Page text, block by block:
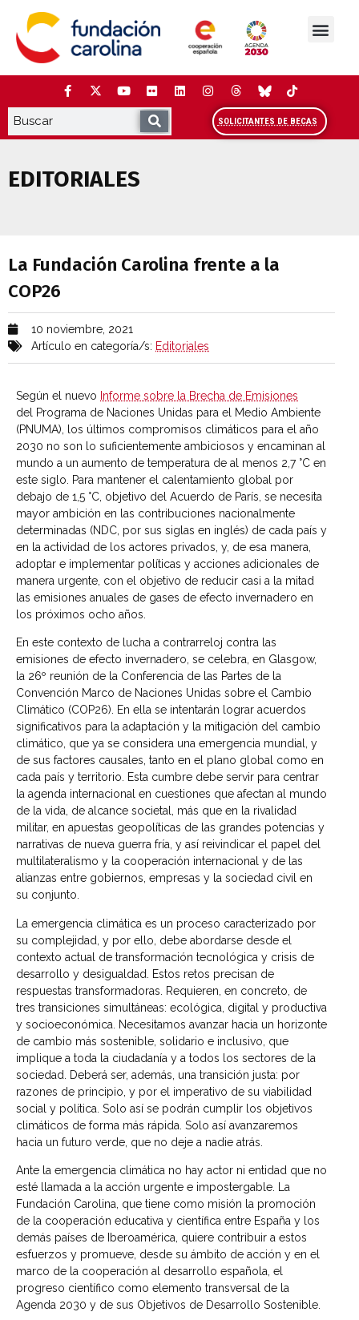
contenido
SOLICITANTES DE BECAS
EDITORIALES
La Fundación Carolina frente a la
COP26
10 noviembre, 2021
Artículo en categoría/s: Editoriales
Según el nuevo Informe sobre la Brecha de Emisiones
del Programa de Naciones Unidas para el Medio Ambiente
(PNUMA), los últimos compromisos climáticos para el año
2030 no son lo suficientemente ambiciosos y encaminan al
mundo a un aumento de temperatura de al menos 2,7 °C en
este siglo. Para mantener el calentamiento global por
debajo de 1,5 °C, objetivo del Acuerdo de París, se necesita
mayor ambición en las contribuciones nacionalmente
determinadas (NDC, por sus siglas en inglés) de cada país y
en la actividad de los actores privados, y, de esa manera,
adoptar e implementar políticas y acciones adicionales de
manera urgente, con el objetivo de reducir casi a la mitad
las emisiones anuales de gases de efecto invernadero en
los próximos ocho años.
En este contexto de lucha a contrarreloj contra las
emisiones de efecto invernadero, se celebra, en Glasgow,
la 26º reunión de la Conferencia de las Partes de la
Convención Marco de Naciones Unidas sobre el Cambio
Climático (COP26). En ella se intentarán lograr acuerdos
significativos para la adaptación y la mitigación del cambio
climático, que ya se considera una emergencia mundial, y
de sus factores causales, tanto en el plano global como en
cada país y territorio. Esta cumbre debe servir para centrar
la agenda internacional en cuestiones que afectan al mundo
de la vida, de alcance societal, más que en la rivalidad
militar, en apuestas geopolíticas de las grandes potencias y
narrativas de nueva guerra fría, y así reivindicar el papel del
multilateralismo y la cooperación internacional y de las
alianzas entre gobiernos, empresas y la sociedad civil en
su conjunto.
La emergencia climática es un proceso caracterizado por
su complejidad, y por ello, debe abordarse desde el
contexto actual de transformación tecnológica y crisis de
desarrollo y desigualdad. Estos retos precisan de
respuestas transformadoras. Requieren, en concreto, de
tres transiciones simultáneas: ecológica, digital y productiva
y socioeconómica. Necesitamos avanzar hacia un horizonte
de cambio más sostenible, solidario e inclusivo, que
implique a toda la ciudadanía y a todos los sectores de la
sociedad. Deberá ser, además, una transición justa: por
razones de principio, y por el imperativo de su viabilidad
social y política. Solo así se podrán cumplir los objetivos
climáticos de forma más rápida. Solo así avanzaremos
hacia un futuro verde, que no deje a nadie atrás.
Ante la emergencia climática no hay actor ni entidad que no
esté llamada a la acción urgente e impostergable. La
Fundación Carolina, que tiene como misión la promoción
de la cooperación educativa y científica entre España y los
demás países de Iberoamérica, quiere contribuir a estos
esfuerzos y promueve, desde su ámbito de acción y en el
marco de la cooperación al desarrollo española, el
progreso científico como elemento transversal de la
Agenda 2030 y de sus Objetivos de Desarrollo Sostenible.